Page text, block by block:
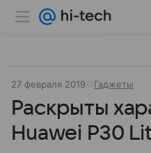
27 февраля 2019 Гаджеты
Раскрыты
Huawei P30